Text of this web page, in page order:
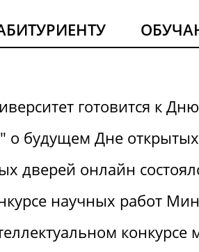
готовится к
о будущем Дне
дверей онлайн
научных работ
конкурсе